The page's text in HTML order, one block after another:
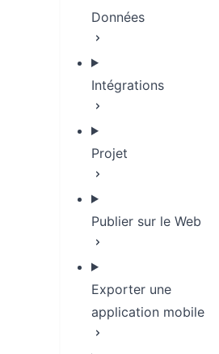
Données
Intégrations
Projet
Publier sur le Web
Exporter une
application mobile